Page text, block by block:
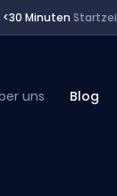
<30 Minuten
uns Blog